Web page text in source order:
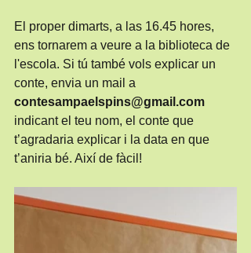
El proper dimarts, a las 16.45 hores,
ens tornarem a veure a la biblioteca de
l'escola. Si tú també vols explicar un
conte, envia un mail a
contesampaelspins@gmail.com
indicant el teu nom, el conte que
t’agradaria explicar i la data en que
t’aniria bé. Així de fàcil!